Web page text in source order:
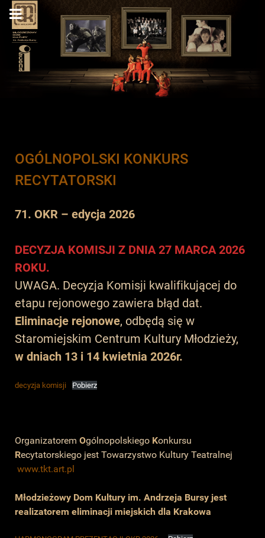
OGÓLNOPOLSKI KONKURS
RECYTATORSKI
71. OKR – edycja 2026
DECYZJA KOMISJI Z DNIA 27 MARCA 2026
ROKU.
UWAGA. Decyzja Komisji kwalifikującej do
etapu rejonowego zawiera błąd dat.
Eliminacje rejonowe, odbędą się w
Staromiejskim Centrum Kultury Młodzieży,
w dniach 13 i 14 kwietnia 2026r.
decyzja komisji Pobierz
Organizatorem Ogólnopolskiego Konkursu
Recytatorskiego jest Towarzystwo Kultury Teatralnej
www.tkt.art.pl
Młodzieżowy Dom Kultury im. Andrzeja Bursy jest
realizatorem eliminacji miejskich dla Krakowa